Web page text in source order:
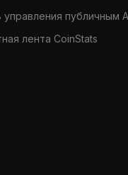
управления публичным
лента CoinStats